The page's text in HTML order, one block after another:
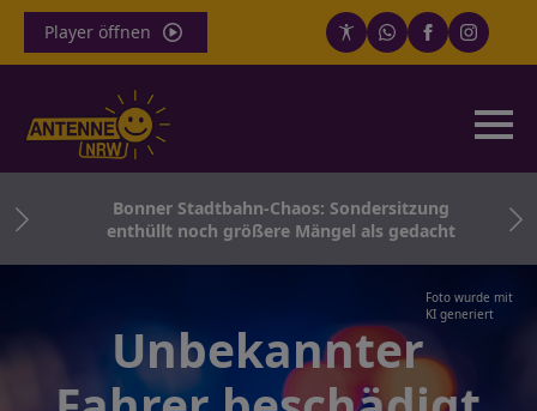
Player öffnen
Bonner Stadtbahn-Chaos: Sondersitzung
enthüllt noch größere Mängel als gedacht
Foto wurde mit
KI generiert
Unbekannter